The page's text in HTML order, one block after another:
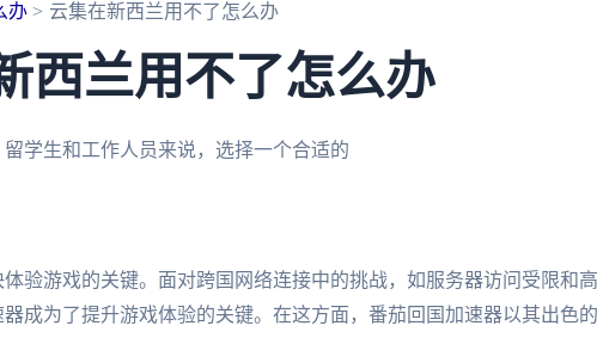
办 云集在新西兰用不了怎么办
西兰用不了怎么办
学生和工作人员来说，选择一个合适的
验游戏的关键。面对跨国网络连接中的挑战，如服务器访问受限和高
成为了提升游戏体验的关键。在这方面，番茄回国加速器以其出色